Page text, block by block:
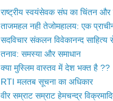
राष्ट्रीय स्वयंसेवक संघ का चिंतन और
ताजमहल नही तेजोमहालय: एक
सदविचार संकलन विवेकानन्द साहित्य
तनाव: समस्या और समाधान
क्या मुस्लिम वास्तव में देश भक्त है ??
RTI मलतब सूचना का अधिकार
वीर सम्राट सम्राट हेमचन्द्र